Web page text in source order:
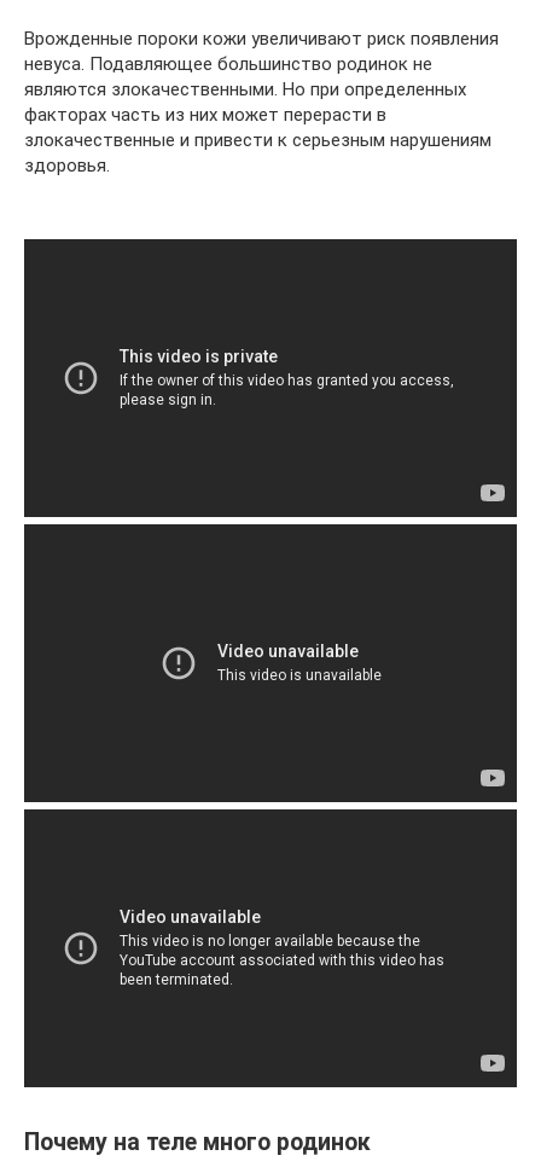
Врожденные пороки кожи увеличивают риск появления
невуса. Подавляющее большинство родинок не
являются злокачественными. Но при определенных
факторах часть из них может перерасти в
злокачественные и привести к серьезным нарушениям
здоровья.
Почему на теле много родинок